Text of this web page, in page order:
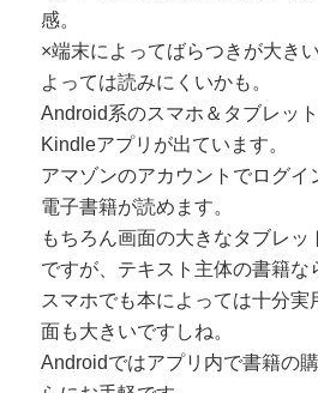
感。
×端末によってばらつきが大き
よっては読みにくいかも。
Android系のスマホ＆タブレッ
Kindleアプリが出ています。
アマゾンのアカウントでログイ
電子書籍が読めます。
もちろん画面の大きなタブレッ
ですが、テキスト主体の書籍な
スマホでも本によっては十分実
面も大きいですしね。
Androidではアプリ内で書籍の